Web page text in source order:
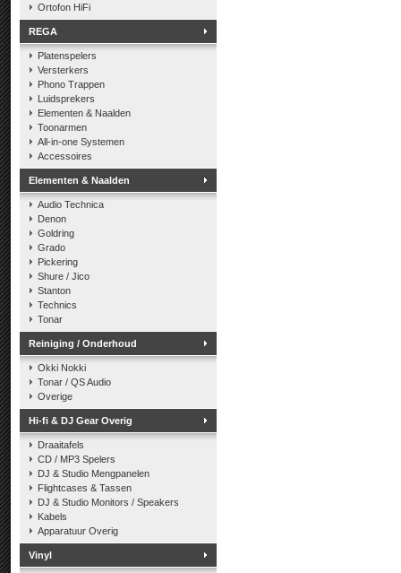
Ortofon HiFi
REGA
Platenspelers
Versterkers
Phono Trappen
Luidsprekers
Elementen & Naalden
Toonarmen
All-in-one Systemen
Accessoires
Elementen & Naalden
Audio Technica
Denon
Goldring
Grado
Pickering
Shure / Jico
Stanton
Technics
Tonar
Reiniging / Onderhoud
Okki Nokki
Tonar / QS Audio
Overige
Hi-fi & DJ Gear Overig
Draaitafels
CD / MP3 Spelers
DJ & Studio Mengpanelen
Flightcases & Tassen
DJ & Studio Monitors / Speakers
Kabels
Apparatuur Overig
Vinyl